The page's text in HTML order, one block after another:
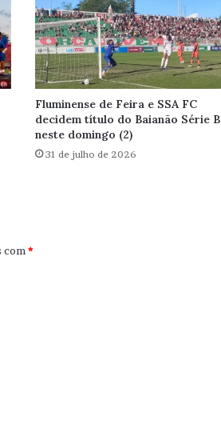
Fluminense de Feira e SSA FC
decidem título do Baianão Série B
neste domingo (2)
31 de julho de 2026
com*